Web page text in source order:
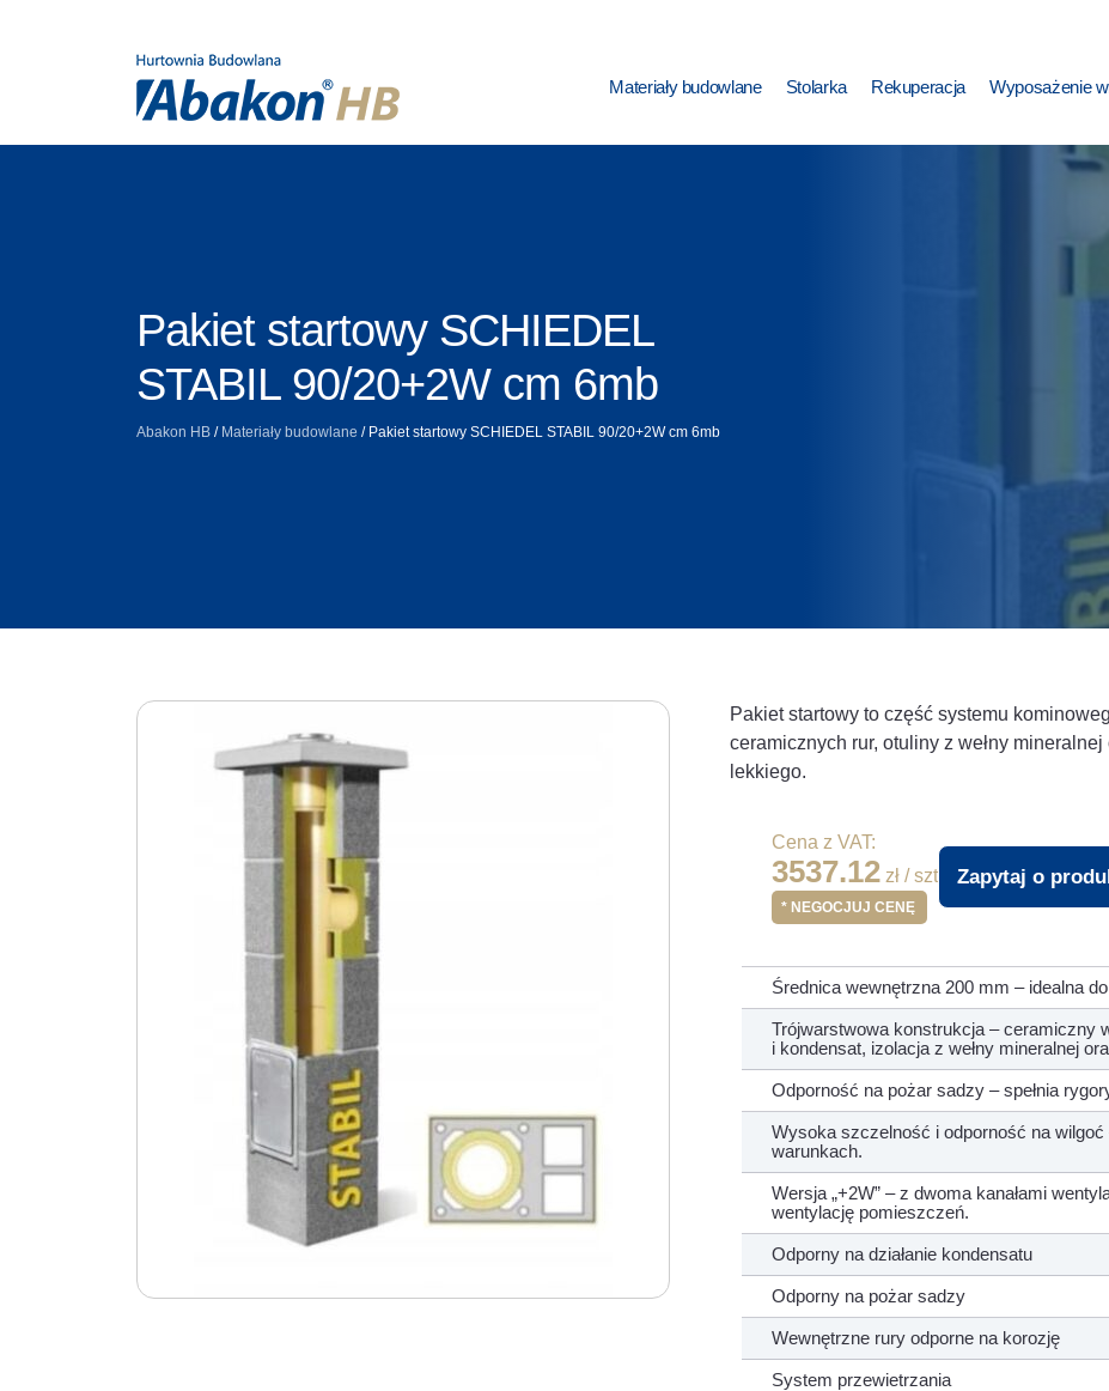
Materiały budowlane Stolarka Rekuperacja Wyposażenie
Pakiet startowy SCHIEDEL
STABIL 90/20+2W cm 6mb
Abakon HB / Materiały budowlane / Pakiet startowy SCHIEDEL STABIL 90/20+2W cm 6mb
Pakiet startowy to część systemu
ceramicznych rur, otuliny z wełny
lekkiego.
Cena z VAT:
3537.12 zł / szt
* NEGOCJUJ CENĘ
Zapytaj o
Średnica wewnętrzna 200 mm – idealna
Trójwarstwowa konstrukcja – ceramiczny
i kondensat, izolacja z wełny mineralnej
Odporność na pożar sadzy – spełnia
Wysoka szczelność i odporność na
warunkach.
Wersja „+2W” – z dwoma kanałami
wentylację pomieszczeń.
Odporny na działanie kondensatu
Odporny na pożar sadzy
Wewnętrzne rury odporne na korozję
System przewietrzania